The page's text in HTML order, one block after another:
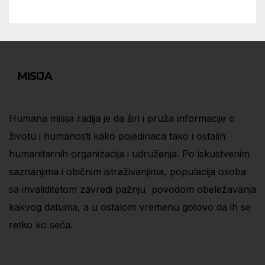
MISIJA
Humana misija radija je da širi i pruža informacije o
životu i humanosti kako pojedinaca tako i ostalih
humanitarnih organizacija i udruženja. Po iskustvenim
saznanjima i običnim istraživanjima, populacija osoba
sa invaliditetom zavredi pažnju povodom obeležavanja
kakvog datuma, a u ostalom vremenu gotovo da ih se
retko ko seća.